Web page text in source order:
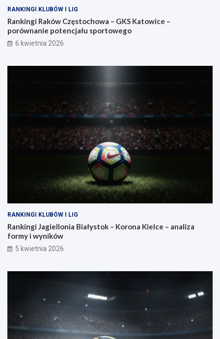
RANKINGI KLUBÓW I LIG
Rankingi Raków Częstochowa – GKS Katowice –
porównanie potencjału sportowego
6 kwietnia 2026
RANKINGI KLUBÓW I LIG
Rankingi Jagiellonia Białystok – Korona Kielce – analiza
formy i wyników
5 kwietnia 2026